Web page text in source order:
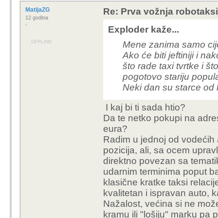
platio bi kao kod Pere
Neće moći...
Exploder kaže...
Mene zanima
Ako će biti
jer ovo što rade
iskorištavaju
Neki dan su
I kaj bi ti sada htio?
Da te netko pokupi
par eura?
Radim u jednoj od
voditeljskih pozicija,
obiteljskom poslu koji
pokrivam transfere,
nove godine i sl.,
svu sreću postoje
samu uslugu
Nažalost, većina si ne
u kramu ili "lošiju"
Voditeljska pozicija,
tjeras ljude van bez
kapetani svemirskih
0 HVALA 0
Prva vožnja
Mora da su u Beo ovaj
kinesko rješenje usred
omogućili live stream sa
Poruka je uređivana zadnji put
3 0 HVALA 0
Re: Prva vožnja